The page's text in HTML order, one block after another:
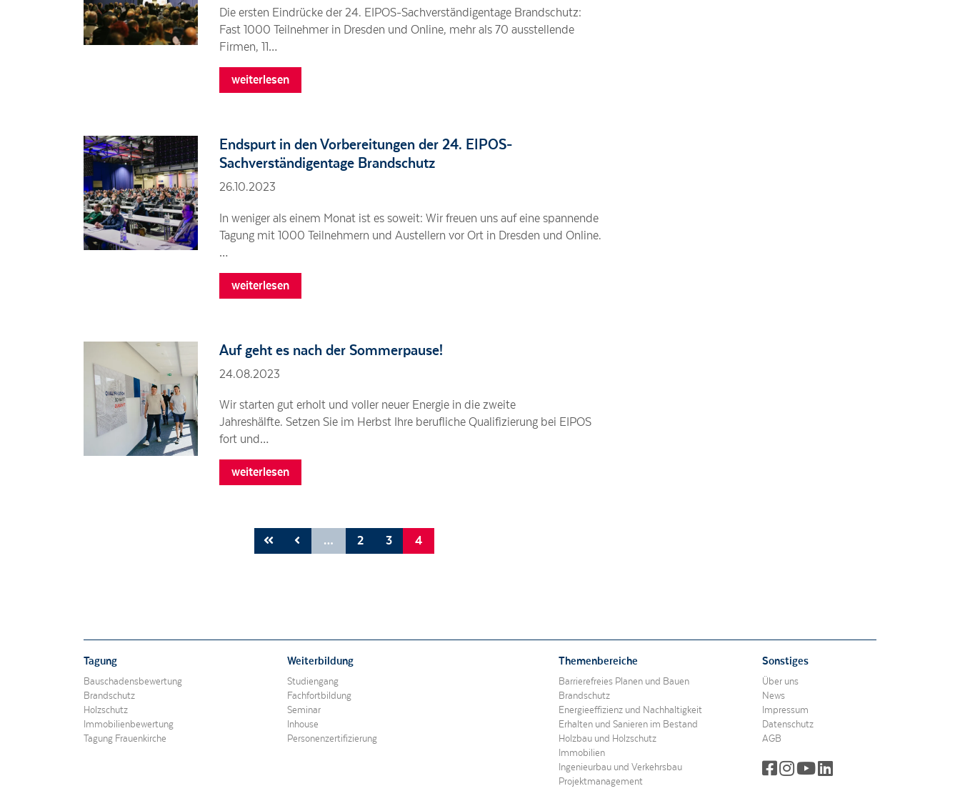
Die ersten Eindrücke der 24. EIPOS-Sachverständigentage Brandschutz:
Fast 1000 Teilnehmer in Dresden und Online, mehr als 70 ausstellende
Firmen, 11…
weiterlesen
Endspurt in den Vorbereitungen der 24. EIPOS-
Sachverständigentage Brandschutz
26.10.2023
In weniger als einem Monat ist es soweit: Wir freuen uns auf eine spannende
Tagung mit 1000 Teilnehmern und Austellern vor Ort in Dresden und Online.
…
weiterlesen
Auf geht es nach der Sommerpause!
24.08.2023
Wir starten gut erholt und voller neuer Energie in die zweite
Jahreshälfte. Setzen Sie im Herbst Ihre berufliche Qualifizierung bei EIPOS
fort und…
weiterlesen
… 2 3 4
Tagung
Bauschadensbewertung
Brandschutz
Holzschutz
Immobilienbewertung
Tagung Frauenkirche
Weiterbildung
Studiengang
Fachfortbildung
Seminar
Inhouse
Personenzertifizierung
Themenbereiche
Barrierefreies Planen und Bauen
Brandschutz
Energieeffizienz und Nachhaltigkeit
Erhalten und Sanieren im Bestand
Holzbau und Holzschutz
Immobilien
Ingenieurbau und Verkehrsbau
Projektmanagement
Sonstiges
Über uns
News
Impressum
Datenschutz
AGB